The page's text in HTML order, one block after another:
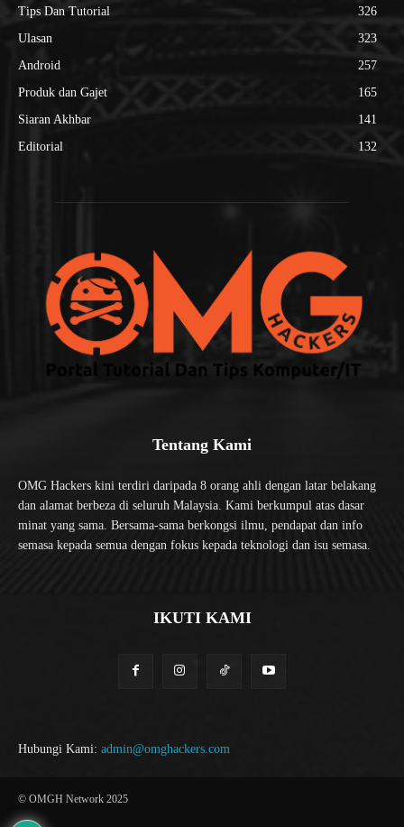
Tips Dan Tutorial
326
Ulasan
323
Android
257
Produk dan Gajet
165
Siaran Akhbar
141
Editorial
132
Tentang Kami
OMG Hackers kini terdiri daripada 8 orang ahli dengan latar belakang
dan alamat berbeza di seluruh Malaysia. Kami berkumpul atas dasar
minat yang sama. Bersama-sama berkongsi ilmu, pendapat dan info
semasa kepada semua dengan fokus kepada teknologi dan isu semasa.
IKUTI KAMI
Hubungi Kami: admin@omghackers.com
© OMGH Network 2025